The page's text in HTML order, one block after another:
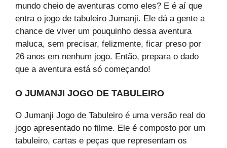
mundo cheio de aventuras como eles? E é aí que
entra o jogo de tabuleiro Jumanji. Ele dá a gente a
chance de viver um pouquinho dessa aventura
maluca, sem precisar, felizmente, ficar preso por
26 anos em nenhum jogo. Então, prepara o dado
que a aventura está só começando!
O JUMANJI JOGO DE TABULEIRO
O Jumanji Jogo de Tabuleiro é uma versão real do
jogo apresentado no filme. Ele é composto por um
tabuleiro, cartas e peças que representam os